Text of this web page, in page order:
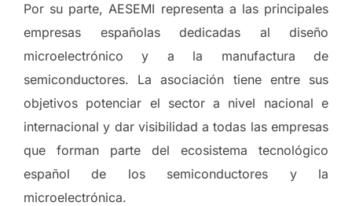
Por su parte, AESEMI representa a las principales
empresas españolas dedicadas al diseño
microelectrónico y a la manufactura de
semiconductores. La asociación tiene entre sus
objetivos potenciar el sector a nivel nacional e
internacional y dar visibilidad a todas las empresas
que forman parte del ecosistema tecnológico
español de los semiconductores y la
microelectrónica.